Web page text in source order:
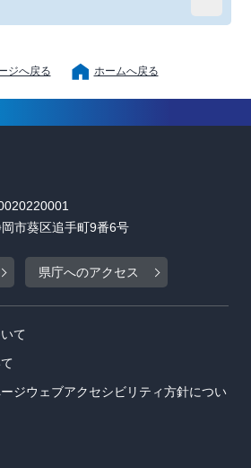
ジへ戻る ホームへ戻る
市葵区追手町9番6号
県庁へのアクセス
て
ジウェブアクセシビリティ方針につい